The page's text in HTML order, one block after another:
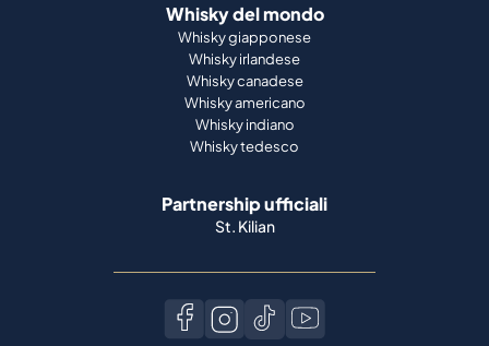
Whisky del mondo
Whisky giapponese
Whisky irlandese
Whisky canadese
Whisky americano
Whisky indiano
Whisky tedesco
Partnership ufficiali
St. Kilian